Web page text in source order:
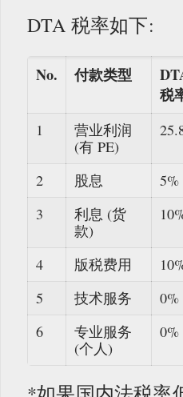
DTA 税率如下:
No. 付款类型
税
1
营业利润
(有 PE)
2 股息 5%
3
利息 (货
款)
4 版税费用
5
技术服务 0%
6
专业服务
(个人)
0%